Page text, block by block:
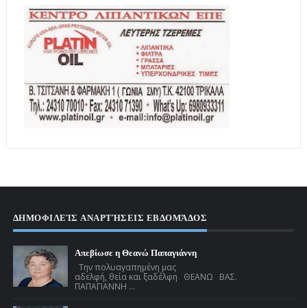
ΔΗΜΟΦΙΛΕΊΣ ΑΝΑΡΤΉΣΕΙΣ ΕΒΔΟΜΆΔΟΣ
Απεβίωσε η Θεανώ Παπαγιάννη
Την πολυαγαπημένη μας
αδελφή, θεία και ξαδέλφη ΘΕΑΝΩ ΒΑΣ.
ΠΑΠΑΓΙΑΝΝΗ ...